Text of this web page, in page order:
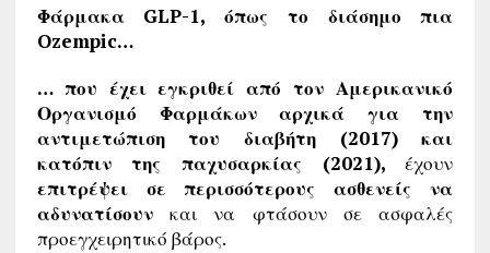
Φάρμακα GLP-1, όπως το διάσημο πια
Ozempic…
…που έχει εγκριθεί από τον Αμερικανικό
Οργανισμό Φαρμάκων αρχικά για την
αντιμετώπιση του διαβήτη (2017) και
κατόπιν της παχυσαρκίας (2021), έχουν
επιτρέψει σε περισσότερους ασθενείς να
αδυνατίσουνκαι να φτάσουν σε ασφαλές
προεγχειρητικό βάρος.